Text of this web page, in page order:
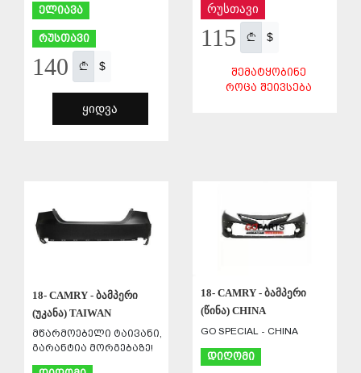
ელიავა
რუსთავი
140 $
ᲧᲘᲓᲕᲐ
რუსთავი
115 $
ᲨᲔᲛᲐᲢᲧᲝᲑᲘᲜᲔ
ᲠᲝᲪᲐ ᲨᲔᲘᲕᲡᲔᲑᲐ
18- CAMRY - ბამპერი
(უკანა) TAIWAN
მწარმოებელი ტაივანი,
გარანტია მორგებაზე!
18- CAMRY - ბამპერი
(წინა) CHINA
GO SPECIAL - CHINA
დიღომი